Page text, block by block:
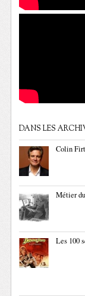
DANS LES
Colin
Métier
Les 100